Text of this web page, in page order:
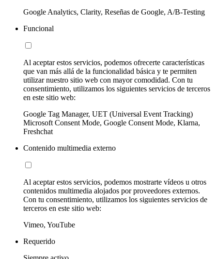
Google Analytics, Clarity, Reseñas de Google, A/B-Testing
Funcional
Al aceptar estos servicios, podemos ofrecerte características
que van más allá de la funcionalidad básica y te permiten
utilizar nuestro sitio web con mayor comodidad. Con tu
consentimiento, utilizamos los siguientes servicios de terceros
en este sitio web:
Google Tag Manager, UET (Universal Event Tracking)
Microsoft Consent Mode, Google Consent Mode, Klarna,
Freshchat
Contenido multimedia externo
Al aceptar estos servicios, podemos mostrarte vídeos u otros
contenidos multimedia alojados por proveedores externos.
Con tu consentimiento, utilizamos los siguientes servicios de
terceros en este sitio web:
Vimeo, YouTube
Requerido